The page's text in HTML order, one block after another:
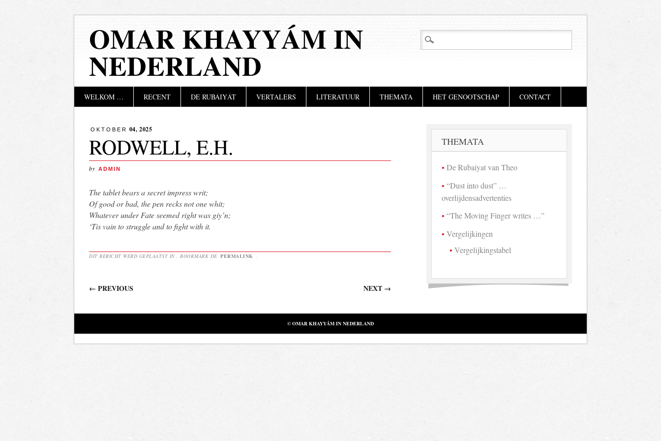
OMAR KHAYYÁM IN
NEDERLAND
Hoofdmenu
WELKOM … RECENT DE RUBÁIYÁT VERTALERS LITERATUUR THEMATA HET GENOOTSCHAP CONTACT
OKTOBER 04, 2025
RODWELL, E.H.
by ADMIN
The tablet bears a secret impress writ;
Of good or bad, the pen recks not one whit;
Whatever under Fate seemed right was giy’n;
‘Tis vain to struggle and to fight with it.
DIT BERICHT WERD GEPLAATST IN . BOOKMARK DE PERMALINK
Berichtnavigatie
← PREVIOUS NEXT →
THEMATA
De Rubaiyat van Theo
“Dust into dust” …
overlijdensadvertenties
“The Moving Finger writes …”
Vergelijkingen
Vergelijkingstabel
© OMAR KHAYYÁM IN NEDERLAND